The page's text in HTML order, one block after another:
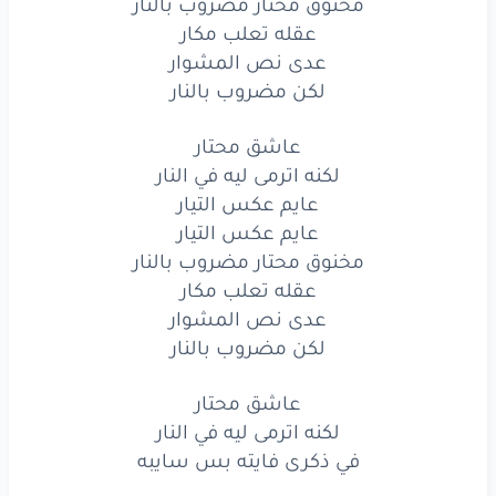
لكنهاترمىليهفي
النار
عايم عكسالتيار
مخنوقمحتار مضروب
عقله تعلبمكار
عدىنصالمشوار
لكنمضروببالنار
عاشقمحتار
لكنه اترمىليهفي
في ذكرىفايتهبسسايبه
عقله تعلب مكار
عدى نص المشوار
لكن مضروب بالنار
عاشق محتار
لكنه اترمى ليه في النار
عايم عكس التيار
عايم عكس التيار
مخنوق محتار مضروب بالنار
عقله تعلب مكار
عدى نص المشوار
لكن مضروب بالنار
عاشق محتار
لكنه اترمى ليه في النار
في ذكرى فايته بس سايبه